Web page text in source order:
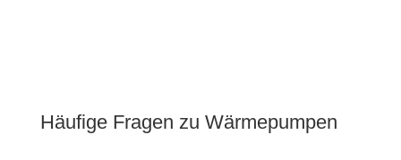
Häufige Fragen zu Wärmepumpen